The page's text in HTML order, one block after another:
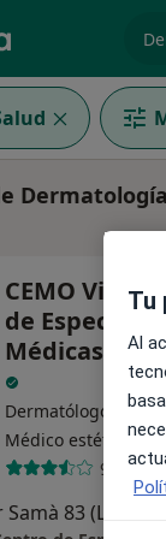
CEMO
de
Médicas y
Dermatólogo,
Médico estético·
9
Tu
Al